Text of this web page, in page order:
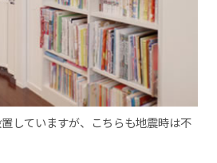
していますが、こちらも地震時は不